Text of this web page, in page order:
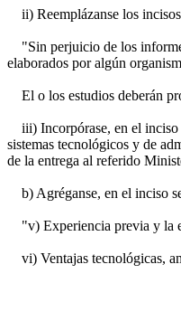
ii) Reemplázanse los
"Sin perjuicio de los
elaborados por algún
El o los estudios deberán
iii) Incorpórase, en el inciso
sistemas tecnológicos y de
de la entrega al referido
b) Agréganse, en el inciso
"v) Experiencia previa y la
vi) Ventajas tecnológicas,